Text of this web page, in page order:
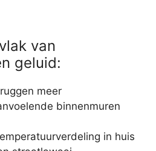
van
geluid:
meer
binnenmuren
in huis